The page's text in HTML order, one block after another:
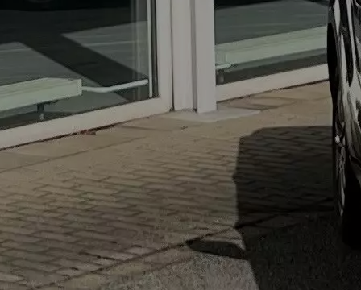
58332 Schwelm
saurwein@suzuki-handel.de
Tel.: 02336-16937
Fax: 02336-914847
Öffnungszeiten Verkauf:
MO
08:00 - 18:00
MI
08:00 - 18:00
DO
08:00 - 18:00
FR
08:00 - 18:00
SA
09:00 - 13:00